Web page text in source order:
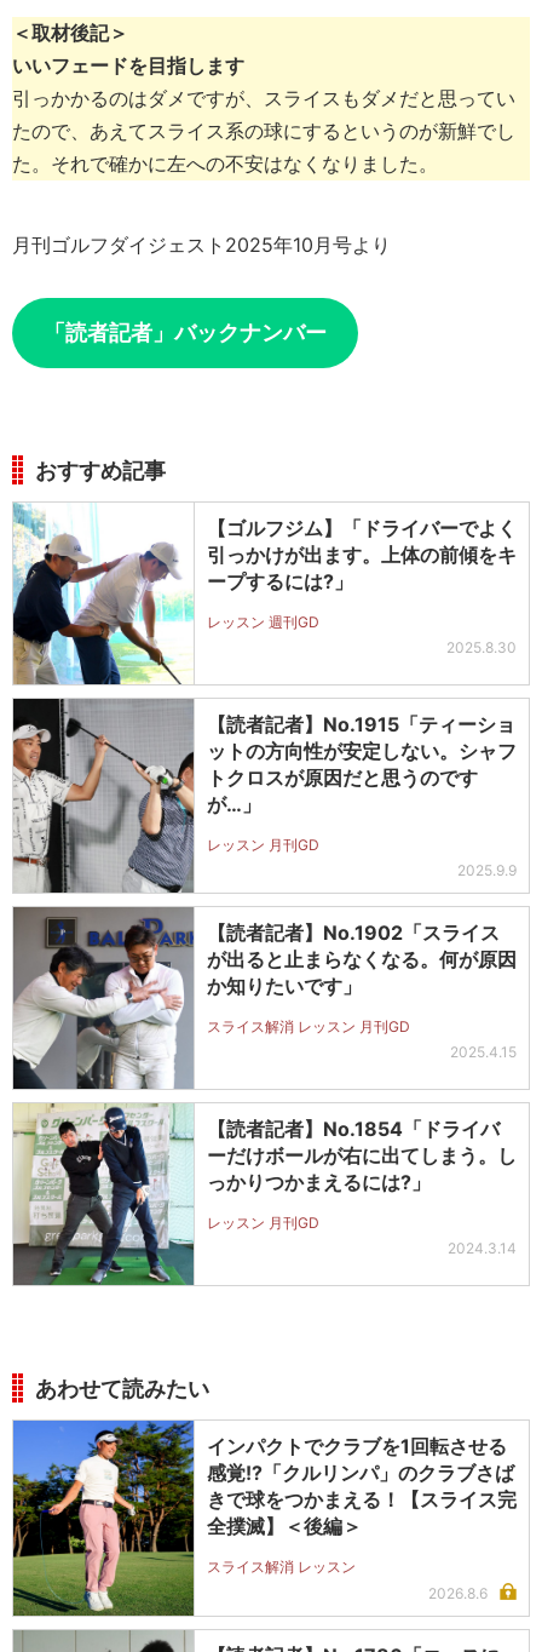
＜取材後記＞
いいフェードを目指します
引っかかるのはダメですが、スライスもダメだと思ってい
たので、あえてスライス系の球にするというのが新鮮でし
た。それで確かに左への不安はなくなりました。
月刊ゴルフダイジェスト2025年10月号より
「読者記者」バックナンバー
おすすめ記事
【ゴルフジム】「ドライバーでよく
引っかけが出ます。上体の前傾をキ
ープするには?」
レッスン 週刊GD
2025.8.30
【読者記者】No.1915「ティーショ
ットの方向性が安定しない。シャフ
トクロスが原因だと思うのです
が…」
レッスン 月刊GD
2025.9.9
【読者記者】No.1902「スライス
が出ると止まらなくなる。何が原因
か知りたいです」
スライス解消 レッスン 月刊GD
2025.4.15
【読者記者】No.1854「ドライバ
ーだけボールが右に出てしまう。し
っかりつかまえるには?」
レッスン 月刊GD
2024.3.14
あわせて読みたい
インパクトでクラブを1回転させる
感覚!?「クルリンパ」のクラブさば
きで球をつかまえる！【スライス完
全撲滅】＜後編＞
スライス解消 レッスン
2026.8.6